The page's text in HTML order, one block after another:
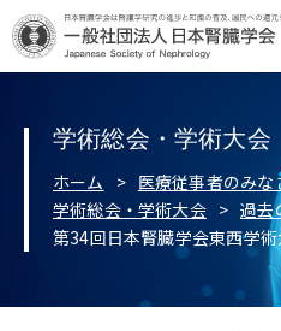
学術総会・学術大会
ホーム
医療従事者のみな
学術総会・学術大会
過去
第34回日本腎臓学会東西学